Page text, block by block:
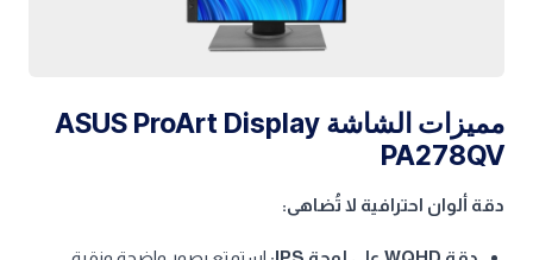
مميزات الشاشة ASUS ProArt Display
PA278QV
دقة ألوان احترافية لا تُضاهى: